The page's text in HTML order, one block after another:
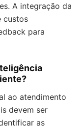
A integração da
custos
para
ao atendimento
devem ser
as